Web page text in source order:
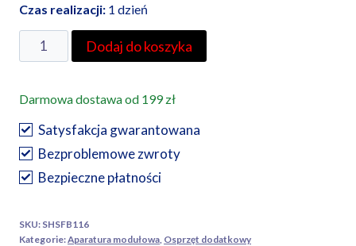
Czas realizacji: 1 dzień
ilość
HAGER
przełącznik
instalacyjny
I-
0-
II
wspólny
Dodaj do koszyka
Darmowa dostawa od 199 zł
Satysfakcja gwarantowana
Bezproblemowe zwroty
Bezpieczne płatności
SKU: SHSFB116
Kategorie:Aparatura modułowa Osprzęt dodatkowy